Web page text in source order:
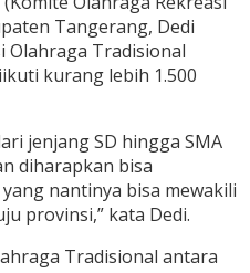
Tangerang, Dedi
Olahraga Tradisional
kurang lebih 1.500
jenjang SD hingga SMA
diharapkan bisa
nantinya bisa mewakili
provinsi,” kata Dedi.
Tradisional antara